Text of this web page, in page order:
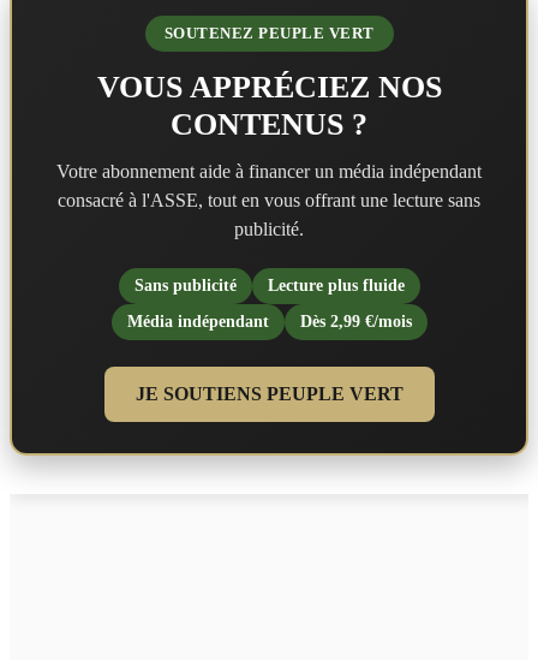
SOUTENEZ PEUPLE VERT
VOUS APPRÉCIEZ NOS
CONTENUS ?
Votre abonnement aide à financer un média indépendant
consacré à l'ASSE, tout en vous offrant une lecture sans
publicité.
Sans publicité
Lecture plus fluide
Média indépendant
Dès 2,99 €/mois
JE SOUTIENS PEUPLE VERT